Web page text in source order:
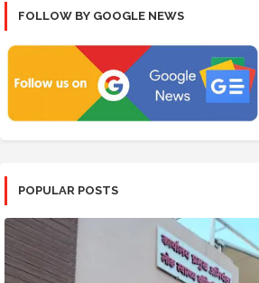
FOLLOW BY GOOGLE NEWS
POPULAR POSTS